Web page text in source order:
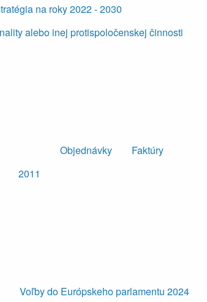
na roky 2022 - 2030
alebo inej protispoločenskej činnosti
2011
Objednávky Faktúry
Voľby do Európskeho parlamentu 2024